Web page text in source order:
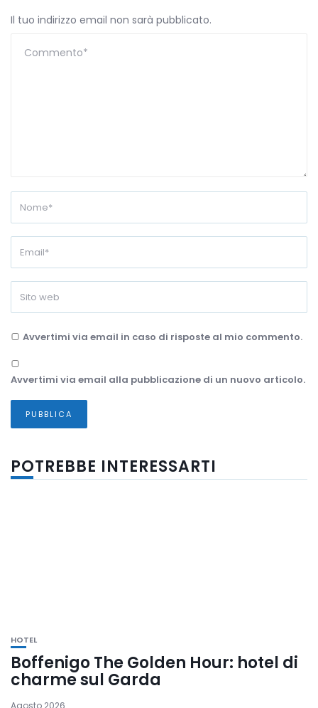
Il tuo indirizzo email non sarà pubblicato.
Avvertimi via email in caso di risposte al mio commento.
Avvertimi via email alla pubblicazione di un nuovo articolo.
POTREBBE INTERESSARTI
HOTEL
Boffenigo The Golden Hour: hotel di
charme sul Garda